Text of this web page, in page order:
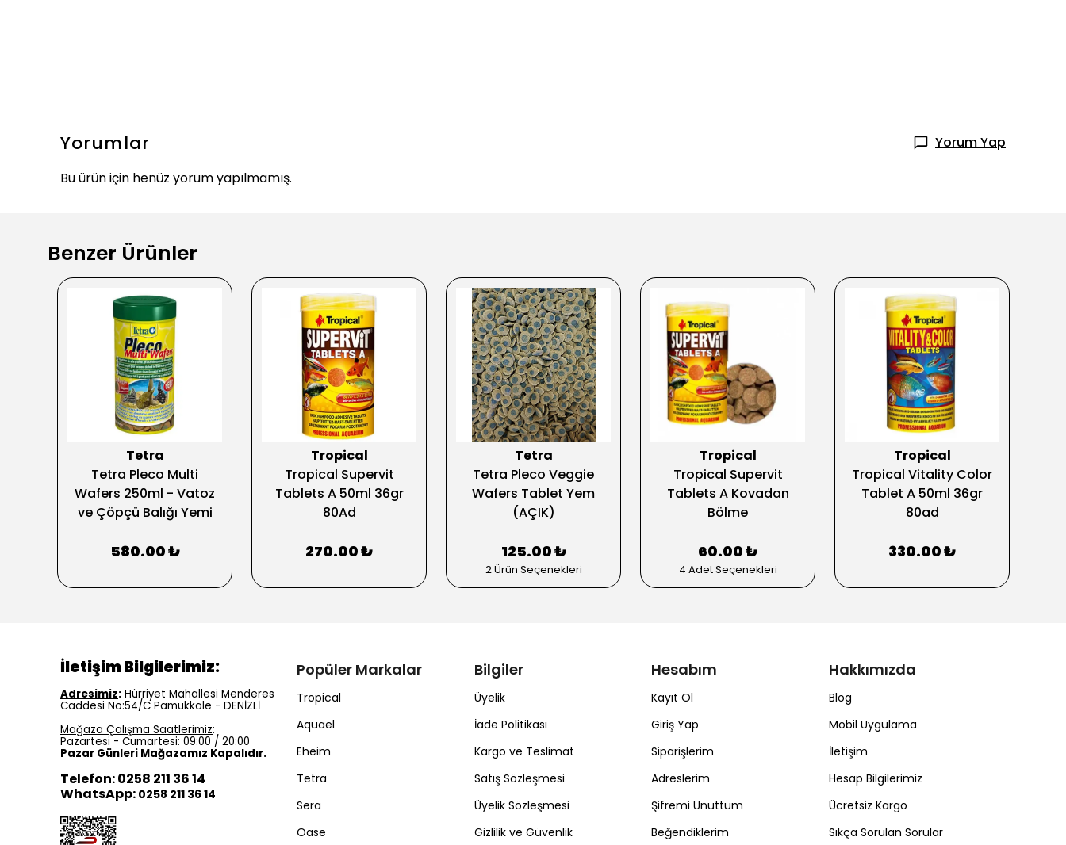
Yorumlar
Yorum Yap
Bu ürün için henüz yorum yapılmamış.
Benzer Ürünler
Tetra
Tetra Pleco Multi
Wafers 250ml - Vatoz
ve Çöpçü Balığı Yemi
580.00 ₺
Tropical
Tropical Supervit
Tablets A 50ml 36gr
80Ad
270.00 ₺
Tetra
Tetra Pleco Veggie
Wafers Tablet Yem
(AÇIK)
125.00 ₺
2 Ürün Seçenekleri
Tropical
Tropical Supervit
Tablets A Kovadan
Bölme
60.00 ₺
4 Adet Seçenekleri
Tropical
Tropical Vitality Color
Tablet A 50ml 36gr
80ad
330.00 ₺
Popüler Markalar
Tropical
Aquael
Eheim
Tetra
Sera
Oase
Bilgiler
Üyelik
İade Politikası
Kargo ve Teslimat
Satış Sözleşmesi
Üyelik Sözleşmesi
Gizlilik ve Güvenlik
Hesabım
Kayıt Ol
Giriş Yap
Siparişlerim
Adreslerim
Şifremi Unuttum
Beğendiklerim
Hakkımızda
Blog
Mobil Uygulama
İletişim
Hesap Bilgilerimiz
Ücretsiz Kargo
Sıkça Sorulan Sorular
İletişim Bilgilerimiz:
Adresimiz: Hürriyet Mahallesi Menderes
Caddesi No:54/C Pamukkale - DENİZLİ
Mağaza Çalışma Saatlerimiz:
Pazartesi - Cumartesi: 09:00 / 20:00
Pazar Günleri Mağazamız Kapalıdır.
Telefon: 0258 211 36 14
WhatsApp: 0258 211 36 14